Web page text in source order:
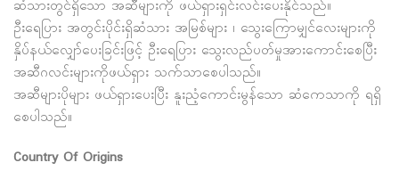
ဆံသားတွင်ရှိသော အဆီများကို ဖယ်ရှားရှင်းလင်းပေးနိုင်သည်။
ဦးရေပြား အတွင်းပိုင်းရှိဆံသား အမြစ်များ ၊ သွေးကြောမျှင်လေးများကို
နှိပ်နယ်လျှော်ပေးခြင်းဖြင့် ဦးရေပြား သွေးလည်ပတ်မှုအားကောင်းစေပြီး
အဆီဂလင်းများကိုဖယ်ရှား သက်သာစေပါသည်။
အဆီများပိုများ ဖယ်ရှားပေးပြီး နူးညံ့ကောင်းမွန်သော ဆံကေသာကို ရရှိ
စေပါသည်။
Country Of Origins